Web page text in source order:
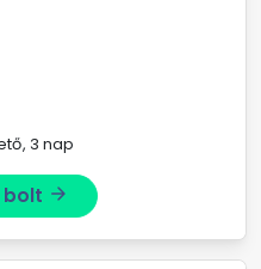
3 nap
bolt arrow_forward